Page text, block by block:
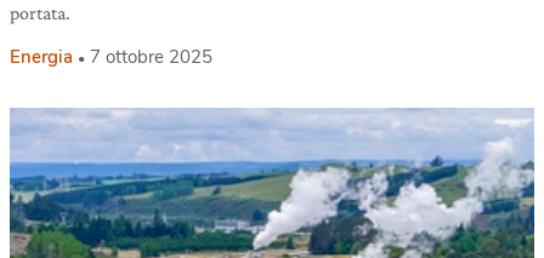
portata.
Energia 7 ottobre 2025